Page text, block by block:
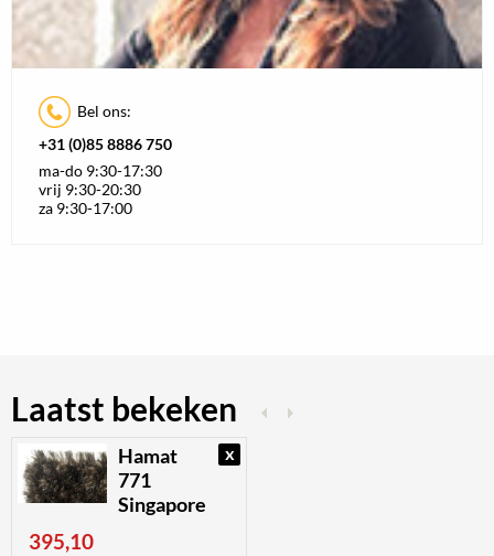
Bel ons:
+31 (0)85 8886 750
ma-do 9:30-17:30
vrij 9:30-20:30
za 9:30-17:00
Laatst bekeken
x
Hamat
771
Singapore
395,10